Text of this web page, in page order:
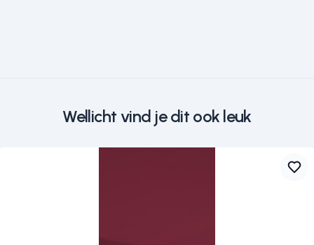
Wellicht vind je dit ook leuk